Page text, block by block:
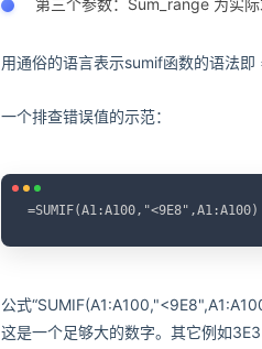
第三个参数：Sum_range 为实
用通俗的语言表示sumif函数的语法
一个排查错误值的示范：
=SUMIF(A1:A100,"<9E8",A1:A100)
公式
这是一个足够大的数字。其它例如